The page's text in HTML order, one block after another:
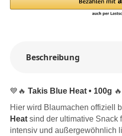
Beschreibung
💙🔥 Takis Blue Heat • 100g
Hier wird Blaumachen offiziell
Heat sind der ultimative Snack
intensiv und außergewöhnlich